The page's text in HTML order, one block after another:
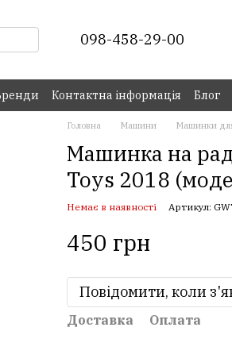
098-458-29-00
Контактна інформація Блог
Головна Машини Машинки
Машинка на
Toys 2018
Немає в наявності Артикул:
450 грн
Повідомити, коли
Доставка Оплата